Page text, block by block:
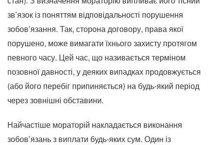
зв’язок із поняттям відповідальності порушення
зобов’язання. Так, сторона договору, права якої
порушено, може вимагати їхнього захисту протягом
певного часу. Цей час, що називається терміном
позовної давності, у деяких випадках продовжується
(або його перебіг припиняється) на будь-який період
через зовнішні обставини.
Найчастіше мораторій накладається виконання
зобов’язань з виплати будь-яких сум. Один із